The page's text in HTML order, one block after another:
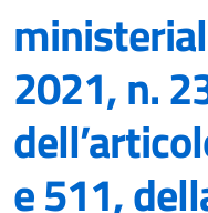
2021, n.
e 511,